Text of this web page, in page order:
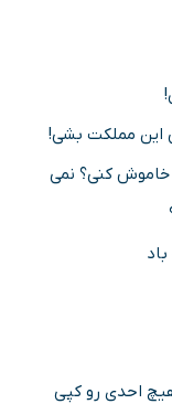
این مملکت بشی!
خاموش کنی؟ نمی
احدی رو کپی